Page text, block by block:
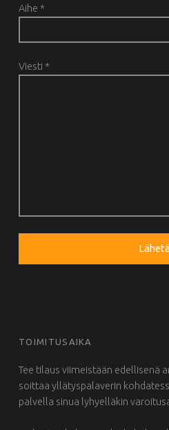
Aihe *
Viesti *
TOIMITUSAIKA
Tee tilaus viimeistään edellisenä
soittaa yllätyspalaverin
palvella sinua lyhyelläkin